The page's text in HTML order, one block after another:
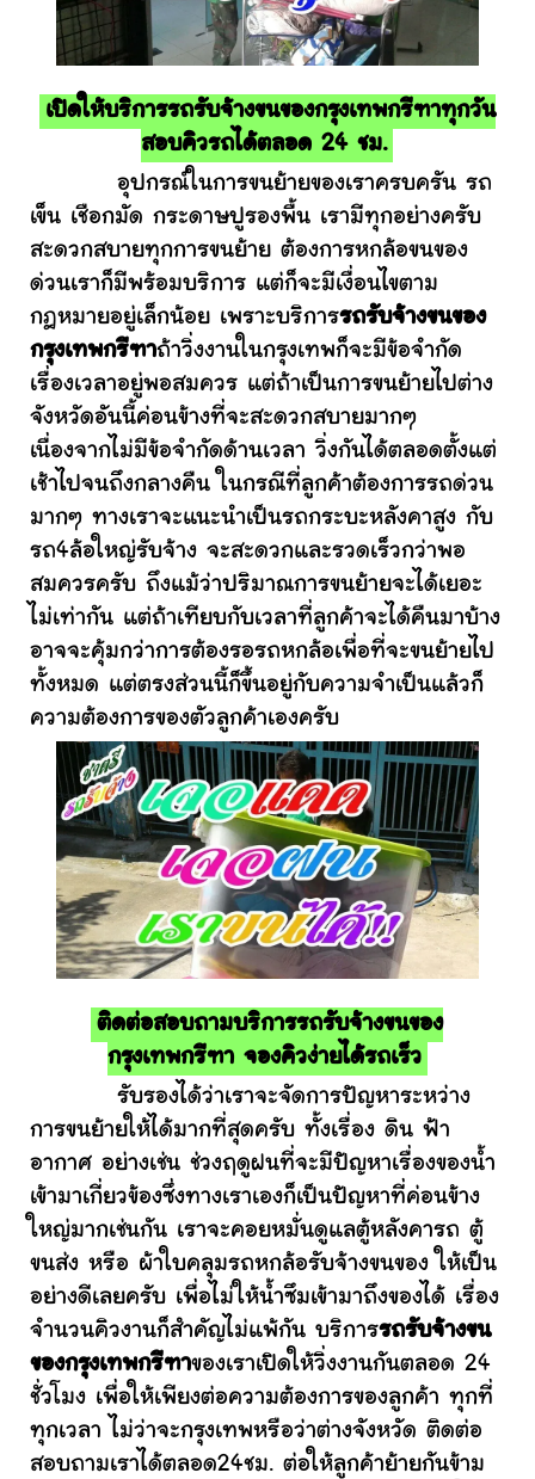
เปิดให้บริการรถรับจ้างขนของกรุงเทพกรีฑาทุกวัน
สอบคิวรถได้ตลอด 24 ชม.
อุปกรณ์ในการขนย้ายของเราครบครัน รถ
เข็น เชือกมัด กระดาษปูรองพื้น เรามีทุกอย่างครับ
สะดวกสบายทุกการขนย้าย ต้องการหกล้อขนของ
ด่วนเราก็มีพร้อมบริการ แต่ก็จะมีเงื่อนไขตาม
กฎหมายอยู่เล็กน้อย เพราะบริการรถรับจ้างขนของ
กรุงเทพกรีฑาถ้าวิ่งงานในกรุงเทพก็จะมีข้อจำกัด
เรื่องเวลาอยู่พอสมควร แต่ถ้าเป็นการขนย้ายไปต่าง
จังหวัดอันนี้ค่อนข้างที่จะสะดวกสบายมากๆ
เนื่องจากไม่มีข้อจำกัดด้านเวลา วิ่งกันได้ตลอดตั้งแต่
เช้าไปจนถึงกลางคืน ในกรณีที่ลูกค้าต้องการรถด่วน
มากๆ ทางเราจะแนะนำเป็นรถกระบะหลังคาสูง กับ
รถ4ล้อใหญ่รับจ้าง จะสะดวกและรวดเร็วกว่าพอ
สมควรครับ ถึงแม้ว่าปริมาณการขนย้ายจะได้เยอะ
ไม่เท่ากัน แต่ถ้าเทียบกับเวลาที่ลูกค้าจะได้คืนมาบ้าง
อาจจะคุ้มกว่าการต้องรอรถหกล้อเพื่อที่จะขนย้ายไป
ทั้งหมด แต่ตรงส่วนนี้ก็ขึ้นอยู่กับความจำเป็นแล้วก็
ความต้องการของตัวลูกค้าเองครับ
ติดต่อสอบถามบริการรถรับจ้างขนของ
กรุงเทพกรีฑา จองคิวง่ายได้รถเร็ว
รับรองได้ว่าเราจะจัดการปัญหาระหว่าง
การขนย้ายให้ได้มากที่สุดครับ ทั้งเรื่อง ดิน ฟ้า
อากาศ อย่างเช่น ช่วงฤดูฝนที่จะมีปัญหาเรื่องของน้ำ
เข้ามาเกี่ยวข้องซึ่งทางเราเองก็เป็นปัญหาที่ค่อนข้าง
ใหญ่มากเช่นกัน เราจะคอยหมั่นดูแลตู้หลังคารถ ตู้
ขนส่ง หรือ ผ้าใบคลุมรถหกล้อรับจ้างขนของ ให้เป็น
อย่างดีเลยครับ เพื่อไม่ให้น้ำซึมเข้ามาถึงของได้ เรื่อง
จำนวนคิวงานก็สำคัญไม่แพ้กัน บริการรถรับจ้างขน
ของกรุงเทพกรีฑาของเราเปิดให้วิ่งงานกันตลอด 24
ชั่วโมง เพื่อให้เพียงต่อความต้องการของลูกค้า ทุกที่
ทุกเวลา ไม่ว่าจะกรุงเทพหรือว่าต่างจังหวัด ติดต่อ
สอบถามเราได้ตลอด24ชม. ต่อให้ลูกค้าย้ายกันข้าม